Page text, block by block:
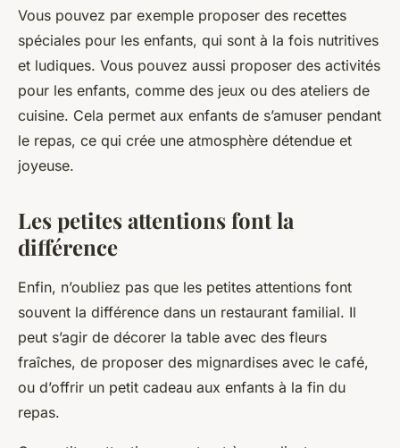
Vous pouvez par exemple proposer des recettes
spéciales pour les enfants, qui sont à la fois nutritives
et ludiques. Vous pouvez aussi proposer des activités
pour les enfants, comme des jeux ou des ateliers de
cuisine. Cela permet aux enfants de s’amuser pendant
le repas, ce qui crée une atmosphère détendue et
joyeuse.
Les petites attentions font la
différence
Enfin, n’oubliez pas que les petites attentions font
souvent la différence dans un restaurant familial. Il
peut s’agir de décorer la table avec des fleurs
fraîches, de proposer des mignardises avec le café,
ou d’offrir un petit cadeau aux enfants à la fin du
repas.